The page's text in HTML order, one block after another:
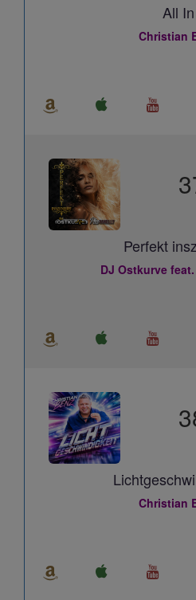
All In
Christian
Perfekt
DJ Ostkurve
Christian